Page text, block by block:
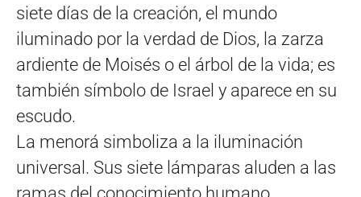
siete días de la creación, el mundo
iluminado por la verdad de Dios, la zarza
ardiente de Moisés o el árbol de la vida; es
también símbolo de Israel y aparece en su
escudo.
La menorá simboliza a la iluminación
universal. ​Sus siete lámparas aluden a las